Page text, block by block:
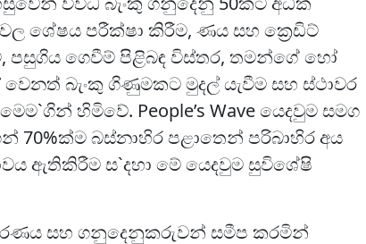
ශේෂය පරීක්ෂා කිරීම, ණය සහ ක්‍රෙඩිට්
පසුගිය ගෙවීම් පිළිබඳ විස්තර, තමන්ගේ හෝ
බැංකු ගිණුමකට මුදල් යැවීම සහ ස්ථාවර
හිමිවේ. People’s Wave යෙදවුම සමග
70%ක්ම බස්නාහිර පළාතෙන් පරිබාහිර අය
ඇතිකිරීම ස`දහා මේ යෙදවුම සුවිශේෂි
සහ ගනුදෙනුකරුවන් සමීප කරමින්